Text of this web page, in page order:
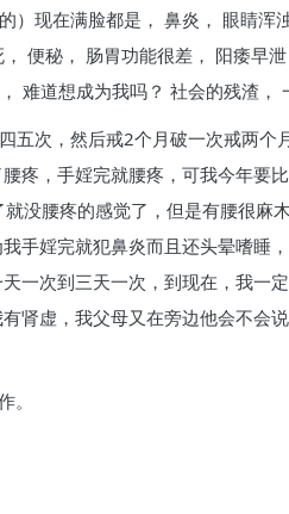
现在满脸都是， 鼻炎， 眼睛浑
便秘， 肠胃功能很差， 阳痿早
难道想成为我吗？ 社会的残渣，
次，然后戒2个月破一次戒两个
疼，手婬完就腰疼，可我今年要
没腰疼的感觉了，但是有腰很麻
手婬完就犯鼻炎而且还头晕嗜睡
一次到三天一次，到现在，我一
肾虚，我父母又在旁边他会不会